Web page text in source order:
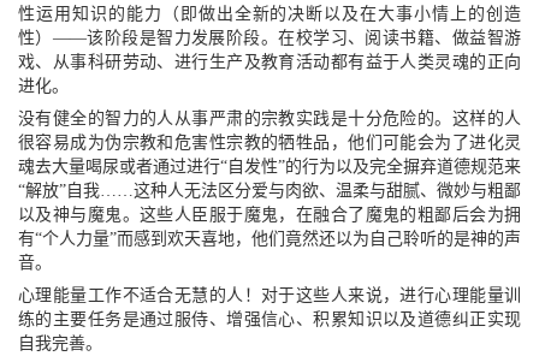
性运用知识的能力（即做出全新的决断以及在大事小情上的创造
性）——该阶段是智力发展阶段。在校学习、阅读书籍、做益智游
戏、从事科研劳动、进行生产及教育活动都有益于人类灵魂的正向
进化。
没有健全的智力的人从事严肃的宗教实践是十分危险的。这样的人
很容易成为伪宗教和危害性宗教的牺牲品，他们可能会为了进化灵
魂去大量喝尿或者通过进行“自发性”的行为以及完全摒弃道德规范来
“解放”自我……这种人无法区分爱与肉欲、温柔与甜腻、微妙与粗鄙
以及神与魔鬼。这些人臣服于魔鬼，在融合了魔鬼的粗鄙后会为拥
有“个人力量”而感到欢天喜地，他们竟然还以为自己聆听的是神的声
音。
心理能量工作不适合无慧的人！对于这些人来说，进行心理能量训
练的主要任务是通过服侍、增强信心、积累知识以及道德纠正实现
自我完善。